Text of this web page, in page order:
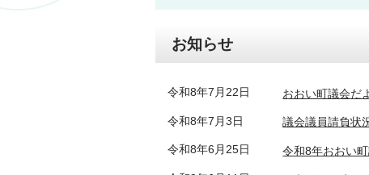
お知らせ
令和8年7月22日 おおい町議会だ
令和8年7月3日 議会議員請負状
令和8年6月25日 令和8年おおい